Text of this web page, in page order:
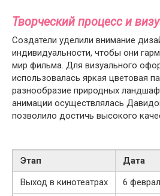
Творческий процесс и
Создатели уделили внимание
индивидуальности, чтобы они
мир фильма. Для визуального
использовалась яркая цветовая
разнообразие природных
анимации осуществлялась
позволило достичь высокого
Этап
Дата
Выход в кинотеатрах
6